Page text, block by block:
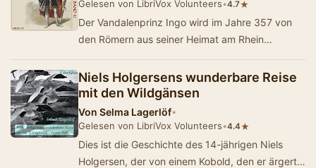
Gelesen von LibriVox Volunteers•4.7★
Der Vandalenprinz Ingo wird im Jahre 357 von
den Römern aus seiner Heimat am Rhein
Gastfreund …
Niels Holgersens wunderbare Reise
mit den Wildgänsen
Von Selma Lagerlöf•
Gelesen von LibriVox Volunteers•4.4★
Dies ist die Geschichte des 14-jährigen Niels
Holgersen, der von einem Kobold, den er ärgert,